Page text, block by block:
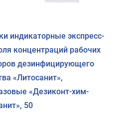
индикаторные экспресс-
концентраций рабочих
дезинфицирующего
«Литосанит»,
«Дезиконт-хим-
50